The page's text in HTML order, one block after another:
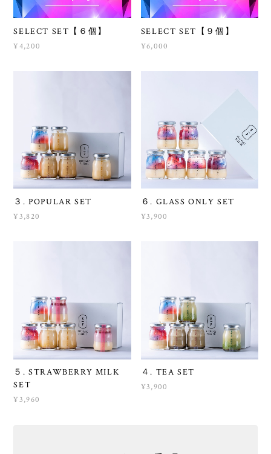
SELECT SET【６個】
¥4,200
SELECT SET【９個】
¥6,000
３. POPULAR SET
¥3,820
６. GLASS ONLY SET
¥3,900
５. STRAWBERRY MILK
SET
¥3,960
４. TEA SET
¥3,900